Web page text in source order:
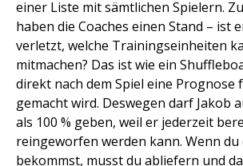
einer Liste mit sämtlichen Spielern.
haben die Coaches einen Stand – ist
verletzt, welche Trainingseinheiten
mitmachen? Das ist wie ein
direkt nach dem Spiel eine Prognose
gemacht wird. Deswegen darf Jakob
als 100 % geben, weil er jederzeit
reingeworfen werden kann. Wenn du
bekommst, musst du abliefern und